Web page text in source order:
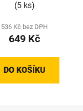
(5 ks)
536 Kč bez DPH
649 Kč
DO KOŠÍKU